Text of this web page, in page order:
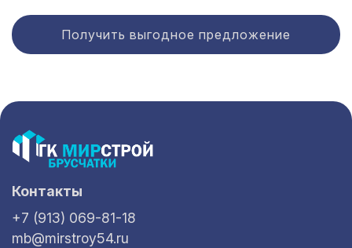
Получить выгодное предложение
Контакты
+7 (913) 069-81-18
mb@mirstroy54.ru